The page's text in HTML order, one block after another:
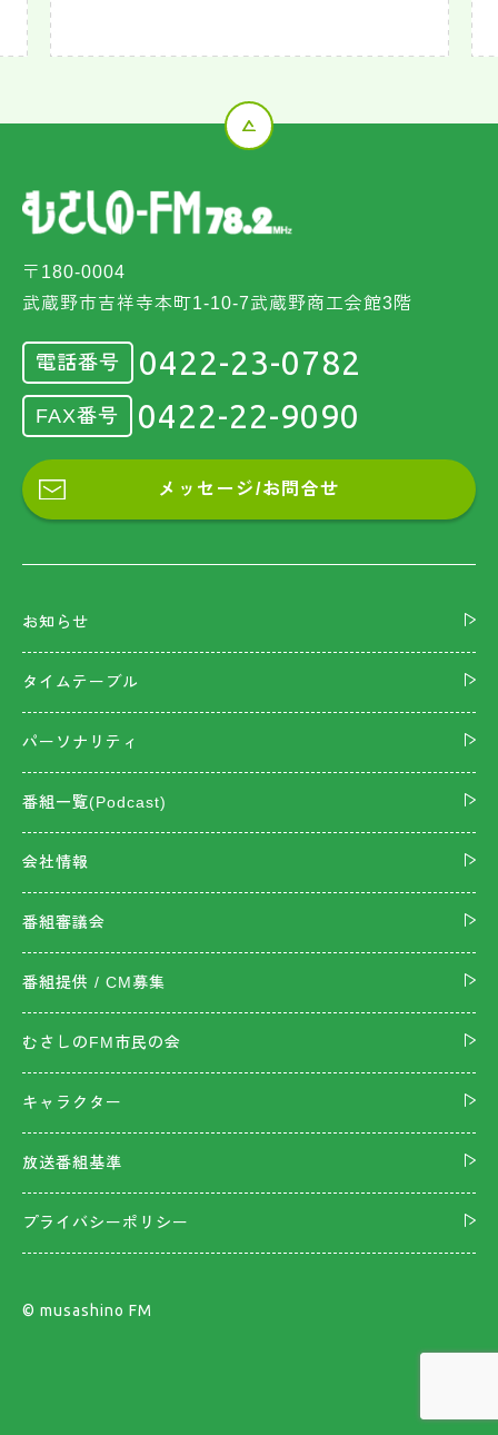
〒180-0004
武蔵野市吉祥寺本町1-10-7武蔵野商工会館3階
電話番号 0422-23-0782
FAX番号 0422-22-9090
メッセージ/お問合せ
お知らせ
タイムテーブル
パーソナリティ
番組一覧(Podcast)
会社情報
番組審議会
番組提供 / CM募集
むさしのFM市民の会
キャラクター
放送番組基準
プライバシーポリシー
©︎ musashino FM